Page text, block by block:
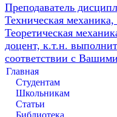
Преподаватель
Техническая
Теоретическая
доцент, к.т.н.
соответствии с
Главная
Студентам
Школьникам
Статьи
Библиотека